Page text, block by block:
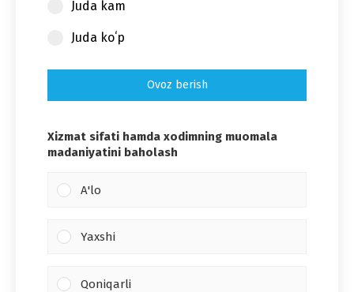
Juda kam
Juda koʻp
Ovoz berish
Xizmat sifati hamda xodimning muomala
madaniyatini baholash
A'lo
Yaxshi
Qoniqarli